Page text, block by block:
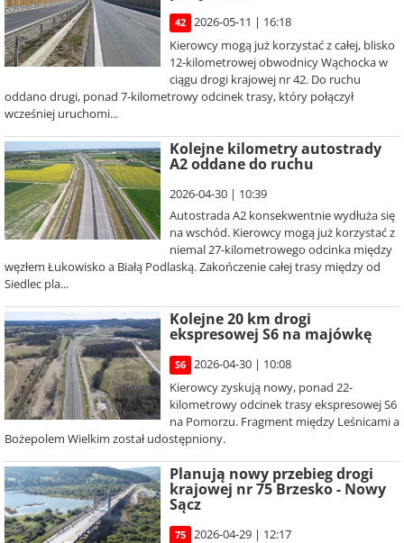
42
2026-05-11 | 16:18
Kierowcy mogą już korzystać z całej, blisko
12-kilometrowej obwodnicy Wąchocka w
ciągu drogi krajowej nr 42. Do ruchu
oddano drugi, ponad 7-kilometrowy odcinek trasy, który połączył
wcześniej uruchomi...
Kolejne kilometry autostrady
A2 oddane do ruchu
2026-04-30 | 10:39
Autostrada A2 konsekwentnie wydłuża się
na wschód. Kierowcy mogą już korzystać z
niemal 27-kilometrowego odcinka między
węzłem Łukowisko a Białą Podlaską. Zakończenie całej trasy między od
Siedlec pla...
Kolejne 20 km drogi
ekspresowej S6 na majówkę
S6
2026-04-30 | 10:08
Kierowcy zyskują nowy, ponad 22-
kilometrowy odcinek trasy ekspresowej S6
na Pomorzu. Fragment między Leśnicami a
Bożepolem Wielkim został udostępniony.
Planują nowy przebieg drogi
krajowej nr 75 Brzesko - Nowy
Sącz
75
2026-04-29 | 12:17